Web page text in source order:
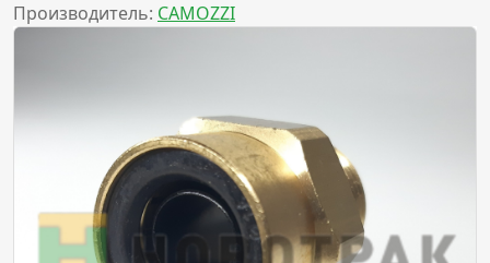
Производитель: CAMOZZI